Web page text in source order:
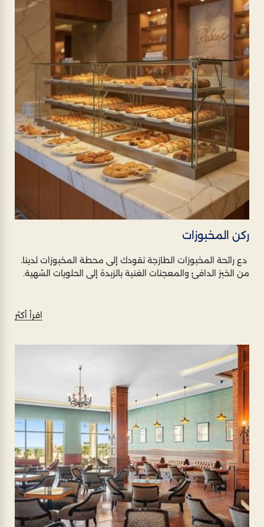
ركن المخبوزات
دع رائحة المخبوزات الطازجة تقودك إلى محطة المخبوزات لدينا.
من الخبز الدافئ والمعجنات الغنية بالزبدة إلى الحلويات الشهية.
اقرأ أكثر